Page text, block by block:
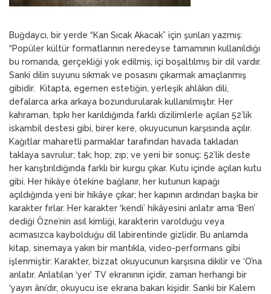
Buğdaycı, bir yerde “Kan Sıcak Akacak” için şunları yazmış:
“Popüler kültür formatlarının neredeyse tamamının kullanıldığı
bu romanda, gerçekliği yok edilmiş, içi boşaltılmış bir dil vardır.
Sanki dilin suyunu sıkmak ve posasını çıkarmak amaçlanmış
gibidir. Kitapta, egemen estetiğin, yerleşik ahlâkın dili,
defalarca arka arkaya bozundurularak kullanılmıştır. Her
kahraman, tıpkı her karıldığında farklı dizilimlerle açılan 52’lik
iskambil destesi gibi, birer kere, okuyucunun karşısında açılır.
Kağıtlar maharetli parmaklar tarafından havada takladan
taklaya savrulur; tak; hop; zıp; ve yeni bir sonuç: 52’lik deste
her karıştırıldığında farklı bir kurgu çıkar. Kutu içinde açılan kutu
gibi. Her hikâye ötekine bağlanır, her kutunun kapağı
açıldığında yeni bir hikâye çıkar; her kapının ardından başka bir
karakter fırlar. Her karakter ‘kendi’ hikâyesini anlatır ama ‘Ben’
dediği Özne’nin asıl kimliği, karakterin varolduğu veya
acımasızca kaybolduğu dil labirentinde gizlidir. Bu anlamda
kitap, sinemaya yakın bir mantıkla, video-performans gibi
işlenmiştir: Karakter, bizzat okuyucunun karşısına dikilir ve ‘O’na
anlatır. Anlatılan ‘yer’ TV ekranının içidir, zaman herhangi bir
‘yayın ânı’dır, okuyucu ise ekrana bakan kişidir. Sanki bir Kalem